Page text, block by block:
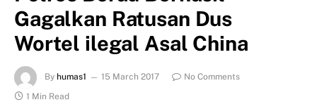
Gagalkan Ratusan Dus
Wortel ilegal Asal China
By humas1 15 March 2017
No Comments
1 Min Read